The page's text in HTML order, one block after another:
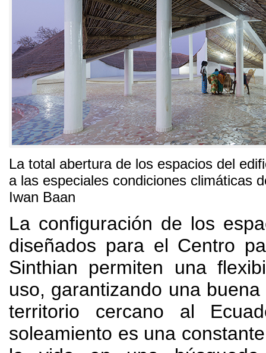
La total abertura de los espacios del
a las especiales condiciones climáticas
Iwan Baan
La configuración de los
diseñados para el Centro
Sinthian permiten una
uso, garantizando una
territorio cercano al
soleamiento es una